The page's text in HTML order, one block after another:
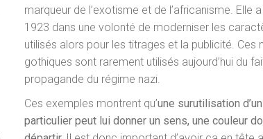
marqueur de l’exotisme et de l’africanisme. Elle
1923 dans une volonté de moderniser les
utilisés alors pour les titrages et la publicité. Ces
gothiques sont rarement utilisés aujourd’hui du
propagande du régime nazi.
Ces exemples montrent qu’une surutilisation
particulier peut lui donner un sens, une couleur